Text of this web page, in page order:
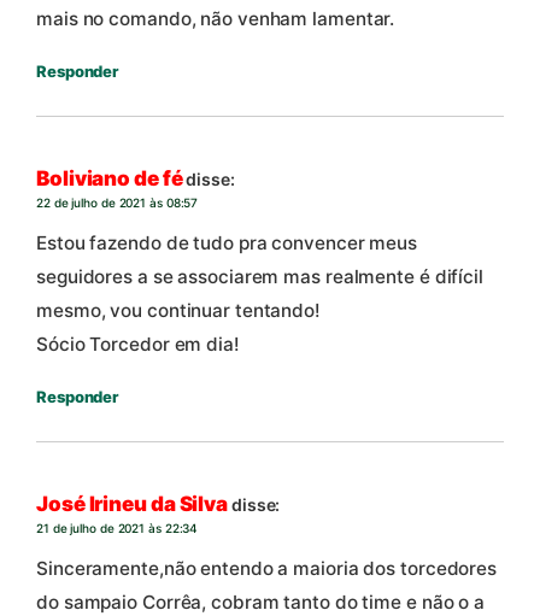
mais no comando, não venham lamentar.
Responder
Boliviano de fédisse:
22 de julho de 2021 às 08:57
Estou fazendo de tudo pra convencer meus
seguidores a se associarem mas realmente é difícil
mesmo, vou continuar tentando!
Sócio Torcedor em dia!
Responder
José Irineu da Silvadisse:
21 de julho de 2021 às 22:34
Sinceramente,não entendo a maioria dos torcedores
do sampaio Corrêa, cobram tanto do time e não o a